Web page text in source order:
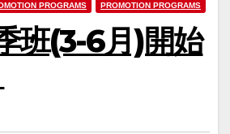
PROGRAMS PROMOTION PROGRAMS
班(3-6月)開始